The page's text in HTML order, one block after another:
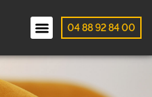
04 88 92 84 00